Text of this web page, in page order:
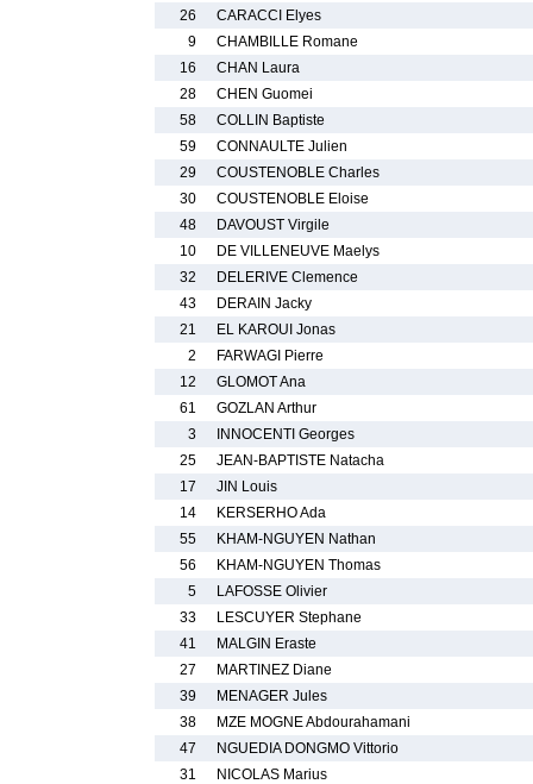
26
CARACCI Elyes
9
CHAMBILLE Romane
16
CHAN Laura
28
CHEN Guomei
58
COLLIN Baptiste
59
CONNAULTE Julien
29
COUSTENOBLE Charles
30
COUSTENOBLE Eloise
48
DAVOUST Virgile
10
DE VILLENEUVE Maelys
32
DELERIVE Clemence
43
DERAIN Jacky
21
EL KAROUI Jonas
2
FARWAGI Pierre
12
GLOMOT Ana
61
GOZLAN Arthur
3
INNOCENTI Georges
25
JEAN-BAPTISTE Natacha
17
JIN Louis
14
KERSERHO Ada
55
KHAM-NGUYEN Nathan
56
KHAM-NGUYEN Thomas
5
LAFOSSE Olivier
33
LESCUYER Stephane
41
MALGIN Eraste
27
MARTINEZ Diane
39
MENAGER Jules
38
MZE MOGNE Abdourahamani
47
NGUEDIA DONGMO Vittorio
31
NICOLAS Marius